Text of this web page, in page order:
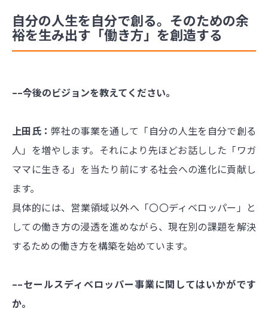
自分の人生を自分で創る。そのための余
裕を生み出す「働き方」を創造する
––今後のビジョンを教えてください。
上田氏：弊社の事業を通して「自分の人生を自分で創る
人」を増やします。それにより先ほどお話しした「ワガ
ママに生きる」を当たり前にする社会への進化に貢献し
ます。
具体的には、営業領域以外へ「〇〇ディベロッパー」と
しての働き方の浸透を進めながら、現在別の課題を解決
するための働き方を構築を始めています。
––セールスディベロッパー事業に関してはいかがです
か。